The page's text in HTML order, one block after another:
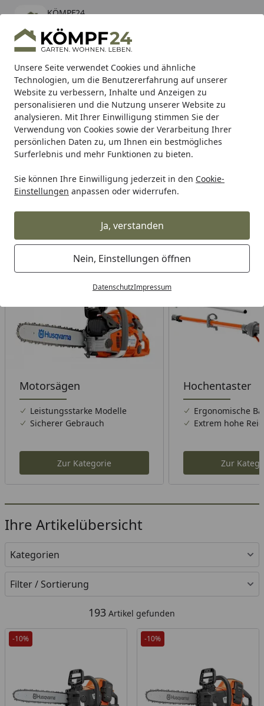
Unsere Seite verwendet Cookies und ähnliche
Technologien, um die Benutzererfahrung auf unserer
Website zu verbessern, Inhalte und Anzeigen zu
personalisieren und die Nutzung unserer Website zu
analysieren. Mit Ihrer Einwilligung stimmen Sie der
Verwendung von Cookies sowie der Verarbeitung Ihrer
persönlichen Daten zu, um Ihnen ein bestmögliches
Surferlebnis und mehr Funktionen zu bieten.
Sie können Ihre Einwilligung jederzeit in den Cookie-
Einstellungen anpassen oder widerrufen.
Ja, verstanden
Nein, Einstellungen öffnen
DatenschutzImpressum
KÖMPF24
kostenlos - Im App Store
Hotline
Alle Produkte
Mein Konto
Suchen
Karibu Pools inkl. gratis Sandfilteranlage & Pool-
Starterset (Gesamtwert bis 468,99€)
Startseite
Husqvarna Schneiden
Husqvarna Schneiden
Wählen Sie Ihre Husqvarna
Motorsäge oder ein Schneidegerät:
Motorsägen
Leistungsstarke Modelle
Sicherer Gebrauch
Zur Kategorie
Hochentaster
Ergonomische
Extrem hohe
Zur
Ihre Artikelübersicht
Kategorien
Filter / Sortierung
193 Artikel gefunden
-10% -10%